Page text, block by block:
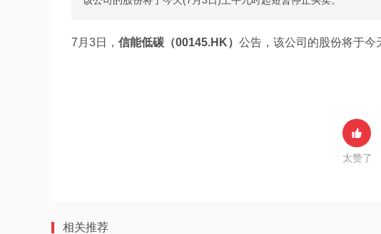
7月3日， 信能低碳（00145.HK） 公告，该公司的股份将于今
太赞了
相关推荐